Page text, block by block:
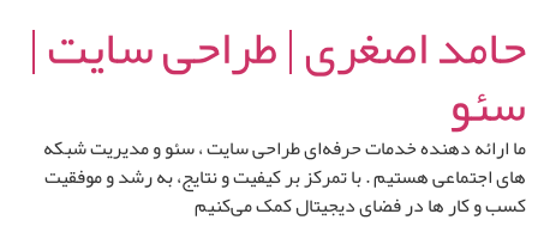
حامد اصغری | طراحی سایت |
سئو
ما ارائه‌ دهنده خدمات حرفه‌ای طراحی سایت ، سئو و مدیریت شبکه‌
های اجتماعی هستیم . با تمرکز بر کیفیت و نتایج، به رشد و موفقیت
کسب‌ و کار ها در فضای دیجیتال کمک می‌کنیم